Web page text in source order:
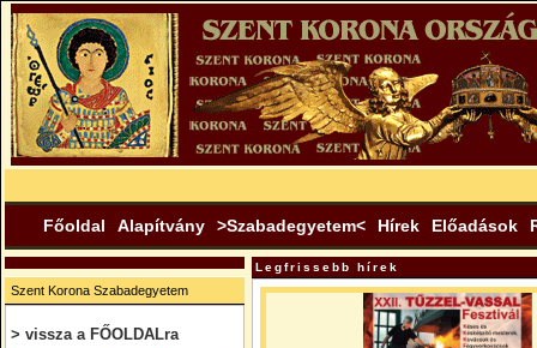
Főoldal Alapítvány >Szabadegyetem< Hírek Előadások
Szent Korona Szabadegyetem
> vissza a FŐOLDALra
Legfrissebb hírek